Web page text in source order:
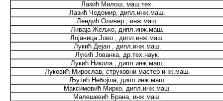
Лазић Милош, маш.тех.
Лазић Чедомир, дипл.инж.маш.
Лендић Оливер , инж.маш.
Ливаја Жељко, дипл.инж.маш.
Лојаница Јово , дипл.инж.маш.
Лукић Дејан , дипл.инж.маш.
Лукић Јованка, др.тех.наук.
Лукић Никола , дипл.инж.маш.
Луковић Мирослав, струковни мастер инж.маш.
Љутић Небојша, дипл.инж.маш.
Максимовић Мирко, дипл.инж.маш.
Малешевић Брана, инж.маш.